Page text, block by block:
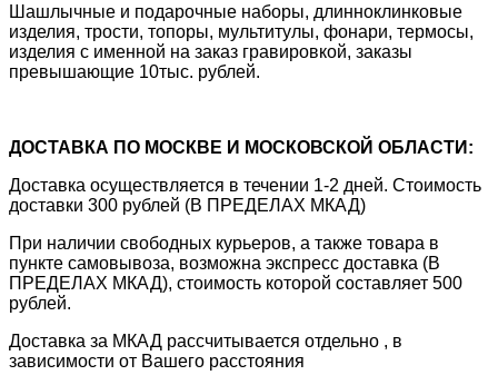
Шашлычные и подарочные наборы, длинноклинковые
изделия, трости, топоры, мультитулы, фонари, термосы,
изделия с именной на заказ гравировкой, заказы
превышающие 10тыс. рублей.
ДОСТАВКА ПО МОСКВЕ И МОСКОВСКОЙ ОБЛАСТИ:
Доставка осуществляется в течении 1-2 дней. Стоимость
доставки 300 рублей (В ПРЕДЕЛАХ МКАД)
При наличии свободных курьеров, а также товара в
пункте самовывоза, возможна экспресс доставка (В
ПРЕДЕЛАХ МКАД), стоимость которой составляет 500
рублей.
Доставка за МКАД рассчитывается отдельно , в
зависимости от Вашего расстояния